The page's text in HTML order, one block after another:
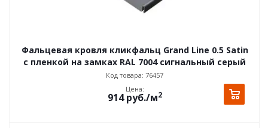
Фальцевая кровля кликфальц Grand Line 0.5 Satin
с пленкой на замках RAL 7004 сигнальный серый
Код товара: 76457
Цена:
914руб./м2